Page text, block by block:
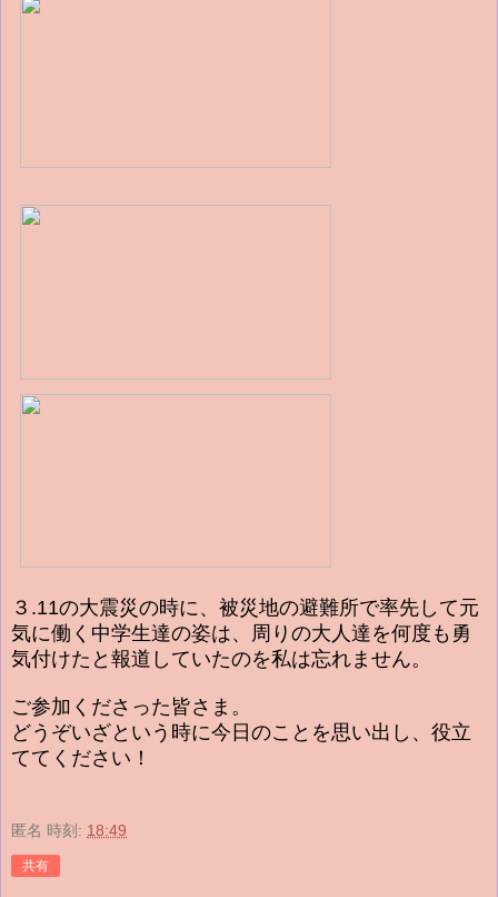
３.11の大震災の時に、被災地の避難所で率先して元
気に働く中学生達の姿は、周りの大人達を何度も勇
気付けたと報道していたのを私は忘れません。
ご参加くださった皆さま。
どうぞいざという時に今日のことを思い出し、役立
ててください！
匿名 時刻: 18:49
共有